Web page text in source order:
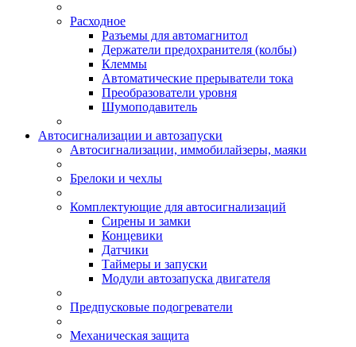
Расходное
Разъемы для автомагнитол
Держатели предохранителя (колбы)
Клеммы
Автоматические прерыватели тока
Преобразователи уровня
Шумоподавитель
Автосигнализации и автозапуски
Автосигнализации, иммобилайзеры, маяки
Брелоки и чехлы
Комплектующие для автосигнализаций
Сирены и замки
Концевики
Датчики
Таймеры и запуски
Модули автозапуска двигателя
Предпусковые подогреватели
Механическая защита